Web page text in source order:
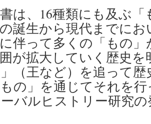
は、16種類にも及ぶ「
誕生から現代までに
伴って多くの「もの
が拡大していく歴史
（王など）を追って
の」を通じてそれを
バルヒストリー研究